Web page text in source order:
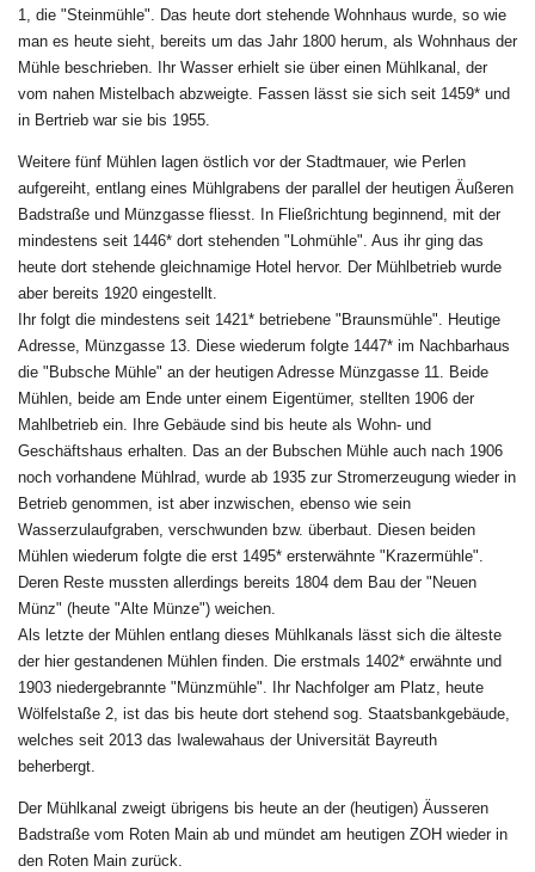
1, die "Steinmühle". Das heute dort stehende Wohnhaus wurde, so wie
man es heute sieht, bereits um das Jahr 1800 herum, als Wohnhaus der
Mühle beschrieben. Ihr Wasser erhielt sie über einen Mühlkanal, der
vom nahen Mistelbach abzweigte. Fassen lässt sie sich seit 1459* und
in Bertrieb war sie bis 1955.
Weitere fünf Mühlen lagen östlich vor der Stadtmauer, wie Perlen
aufgereiht, entlang eines Mühlgrabens der parallel der heutigen Äußeren
Badstraße und Münzgasse fliesst. In Fließrichtung beginnend, mit der
mindestens seit 1446* dort stehenden "Lohmühle". Aus ihr ging das
heute dort stehende gleichnamige Hotel hervor. Der Mühlbetrieb wurde
aber bereits 1920 eingestellt.
Ihr folgt die mindestens seit 1421* betriebene "Braunsmühle". Heutige
Adresse, Münzgasse 13. Diese wiederum folgte 1447* im Nachbarhaus
die "Bubsche Mühle" an der heutigen Adresse Münzgasse 11. Beide
Mühlen, beide am Ende unter einem Eigentümer, stellten 1906 der
Mahlbetrieb ein. Ihre Gebäude sind bis heute als Wohn- und
Geschäftshaus erhalten. Das an der Bubschen Mühle auch nach 1906
noch vorhandene Mühlrad, wurde ab 1935 zur Stromerzeugung wieder in
Betrieb genommen, ist aber inzwischen, ebenso wie sein
Wasserzulaufgraben, verschwunden bzw. überbaut. Diesen beiden
Mühlen wiederum folgte die erst 1495* ersterwähnte "Krazermühle".
Deren Reste mussten allerdings bereits 1804 dem Bau der "Neuen
Münz" (heute "Alte Münze") weichen.
Als letzte der Mühlen entlang dieses Mühlkanals lässt sich die älteste
der hier gestandenen Mühlen finden. Die erstmals 1402* erwähnte und
1903 niedergebrannte "Münzmühle". Ihr Nachfolger am Platz, heute
Wölfelstaße 2, ist das bis heute dort stehend sog. Staatsbankgebäude,
welches seit 2013 das Iwalewahaus der Universität Bayreuth
beherbergt.
Der Mühlkanal zweigt übrigens bis heute an der (heutigen) Äusseren
Badstraße vom Roten Main ab und mündet am heutigen ZOH wieder in
den Roten Main zurück.